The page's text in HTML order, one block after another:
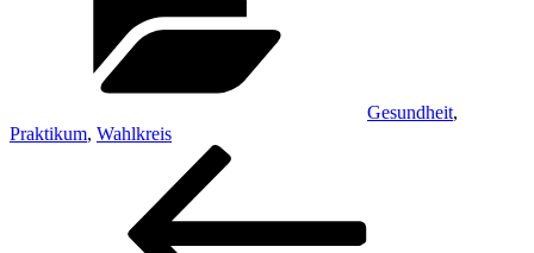
Gesundheit,
Praktikum, Wahlkreis
Beitragsnavigation